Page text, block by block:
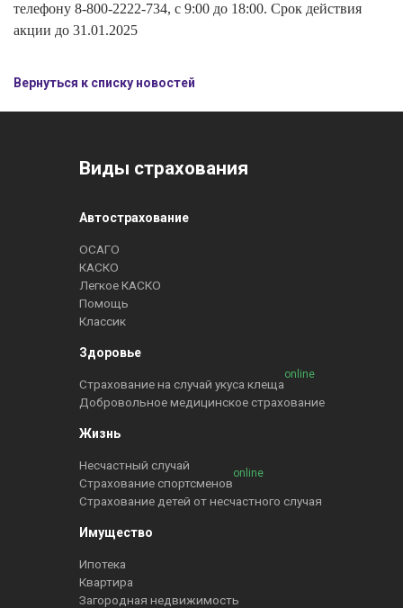
телефону 8-800-2222-734, с 9:00 до 18:00. Срок действия
акции до 31.01.2025
Вернуться к списку новостей
Виды страхования
Автострахование
ОСАГО
КАСКО
Легкое КАСКО
Помощь
Классик
Здоровье
Страхование на случай укуса клеща
online
Добровольное медицинское страхование
Жизнь
Несчастный случай
Страхование спортсменов
online
Страхование детей от несчастного случая
Имущество
Ипотека
Квартира
Загородная недвижимость